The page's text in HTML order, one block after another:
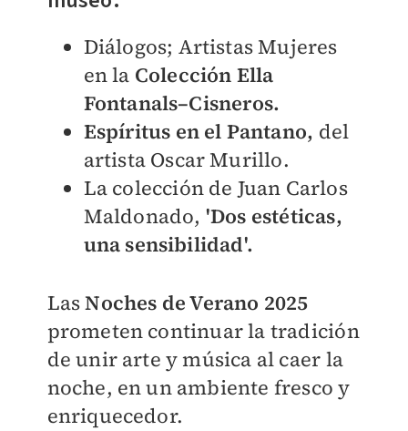
Diálogos; Artistas Mujeres
en la Colección Ella
Fontanals–Cisneros.
Espíritus en el Pantano, del
artista Oscar Murillo.
La colección de Juan Carlos
Maldonado, 'Dos estéticas,
una sensibilidad'.
LasNoches de Verano 2025
prometen continuar la tradición
de unir arte y música al caer la
noche, en un ambiente fresco y
enriquecedor.